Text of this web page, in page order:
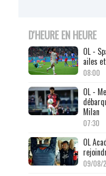
D'HEURE EN HEURE
OL -
ailes
08:00
OL -
Milan
07:30
OL
09/08/